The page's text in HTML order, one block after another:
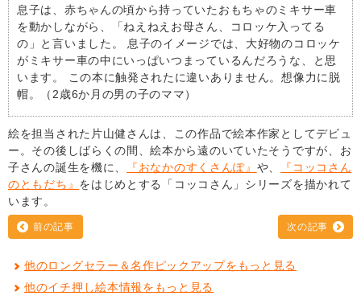
息子は、赤ちゃんの頃から持っていたおもちゃのミキサー車
を動かしながら、「ねえねえお母さん、コロッケ入ってる
の」と言いました。 息子のイメージでは、大好物のコロッケ
がミキサー車の中にいっぱいつまっているんだろうな、と思
います。 この本に触発されたに違いありません。想像力に脱
帽。（2歳6か月の男の子のママ）
絵を担当された片山健さんは、この作品で絵本作家としてデビュ
ー。その後しばらくの間、絵本から遠のいていたそうですが、お
子さんの誕生を機に、
『おなかのすくさんぽ』 や、
『コッコさん
のともだち』 をはじめとする「コッコさん」シリーズを描かれて
います。
前の記事 次の記事
他のロングセラー＆名作ピックアップをもっと見る
他のイチ押し絵本情報をもっと見る